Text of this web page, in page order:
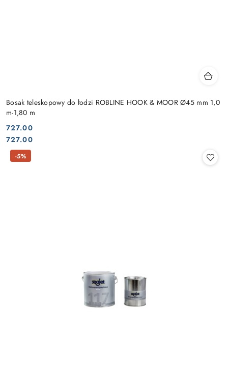
Bosak teleskopowy do łodzi ROBLINE HOOK & MOOR Ø45 mm 1,0
m-1,80 m
Cena:
727.00
Cena:
727.00
-5%